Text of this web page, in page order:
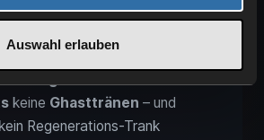
Auswahl erlauben
: Frösche brauchen
keine Ghasttränen – und
Regenerations-Trank